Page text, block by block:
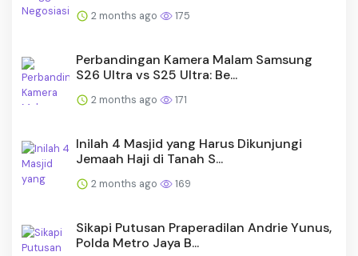
2 months ago 175
Perbandingan Kamera Malam Samsung
S26 Ultra vs S25 Ultra: Be...
2 months ago 171
Inilah 4 Masjid yang Harus Dikunjungi
Jemaah Haji di Tanah S...
2 months ago 169
Sikapi Putusan Praperadilan Andrie Yunus,
Polda Metro Jaya B...